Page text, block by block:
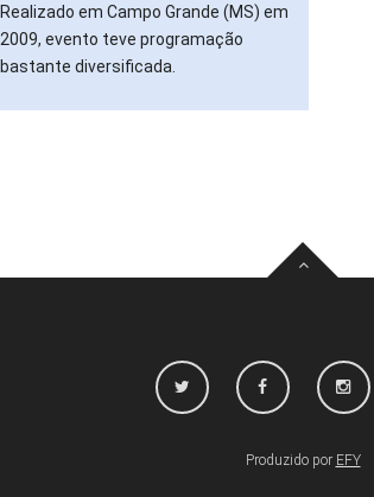
Realizado em Campo Grande (MS) em
2009, evento teve programação
bastante diversificada.
Produzido por EFY